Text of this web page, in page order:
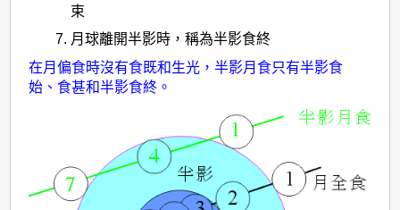
束
月球離開半影時，稱為半影食終
在月偏食時沒有食既和生光，半影月食只有半影食
始、食甚和半影食終。